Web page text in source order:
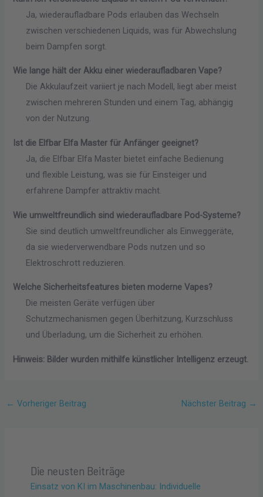
Ja, wiederaufladbare Pods erlauben das Wechseln
zwischen verschiedenen Liquids, was für Abwechslung
beim Dampfen sorgt.
Wie lange hält der Akku einer wiederaufladbaren Vape?
Die Akkulaufzeit variiert je nach Modell, liegt aber meist
zwischen mehreren Stunden und einem Tag, abhängig
von der Nutzung.
Ist die Elfbar Elfa Master für Anfänger geeignet?
Ja, die Elfbar Elfa Master bietet einfache Bedienung
und flexible Leistung, was sie für Einsteiger und
erfahrene Dampfer attraktiv macht.
Wie umweltfreundlich sind wiederaufladbare Pod-Systeme?
Sie sind deutlich umweltfreundlicher als Einweggeräte,
da sie wiederverwendbare Pods nutzen und so
Elektroschrott reduzieren.
Welche Sicherheitsfeatures bieten moderne Vapes?
Die meisten Geräte verfügen über
Schutzmechanismen gegen Überhitzung, Kurzschluss
und Überladung, um die Sicherheit zu erhöhen.
Hinweis: Bilder wurden mithilfe künstlicher Intelligenz erzeugt.
← Vorheriger Beitrag Nächster Beitrag →
Die neusten Beiträge
Einsatz von KI im Maschinenbau: Individuelle